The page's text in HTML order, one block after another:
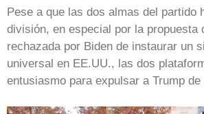
Pese a que las dos almas del partido
división, en especial por la propuesta
rechazada por Biden de instaurar un
universal en EE.UU., las dos
entusiasmo para expulsar a Trump